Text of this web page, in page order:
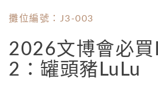
攤位編號：J3-003
2026文博會必買
2：罐頭豬LuLu